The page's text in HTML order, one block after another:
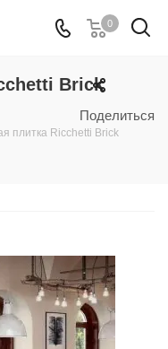
0
Поделиться
Brick
плитка Ricchetti Brick